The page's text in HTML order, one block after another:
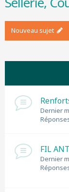
Nouveau sujet
Dernier
FIL
Dernier